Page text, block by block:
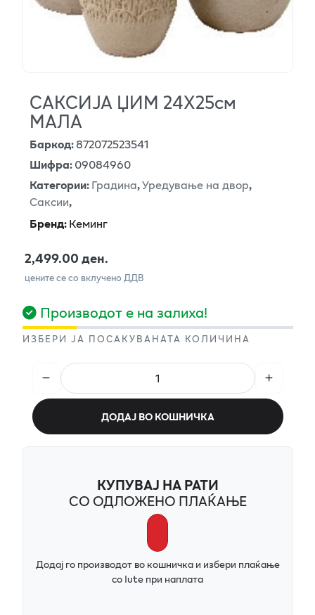
САКСИЈА ЏИМ 24Х25см
МАЛА
Баркод:872072523541
Шифра:09084960
Категории:Градина,Уредување на двор,
Саксии,
Бренд:Кеминг
2,499.00 ден.
цените се со вклучено ДДВ
Производот е на залиха!
ИЗБЕРИ ЈА ПОСАКУВАНАТА КОЛИЧИНА
ДОДАЈ ВО КОШНИЧКА
КУПУВАЈ НА РАТИ
СО ОДЛОЖЕНО ПЛАЌАЊЕ
Додај го производот во кошничка и избери плаќање
со Iute при наплата